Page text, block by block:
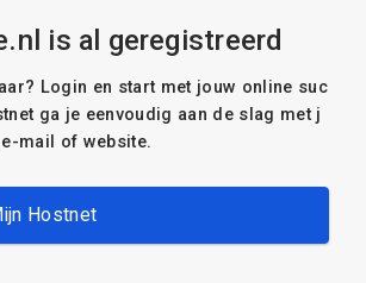
is al geregistreerd
Login en start met jouw online suc
ga je eenvoudig aan de slag met j
mail of website.
Hostnet